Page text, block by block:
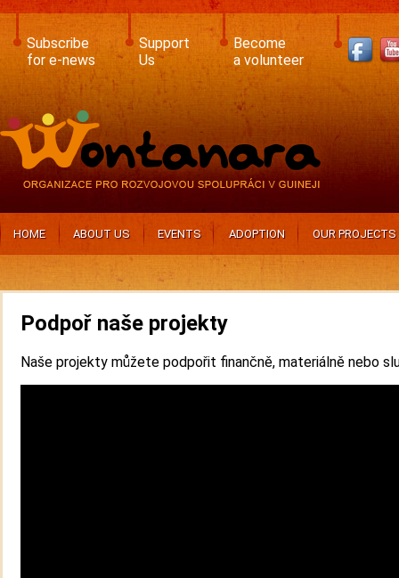
Skip
main
content
Subscribe
for e-news
Support
Us
Become
a volunteer
HOME ABOUT US EVENTS ADOPTION OUR PROJECTS
Podpoř naše projekty
Naše projekty můžete podpořit finančně, materiálně nebo